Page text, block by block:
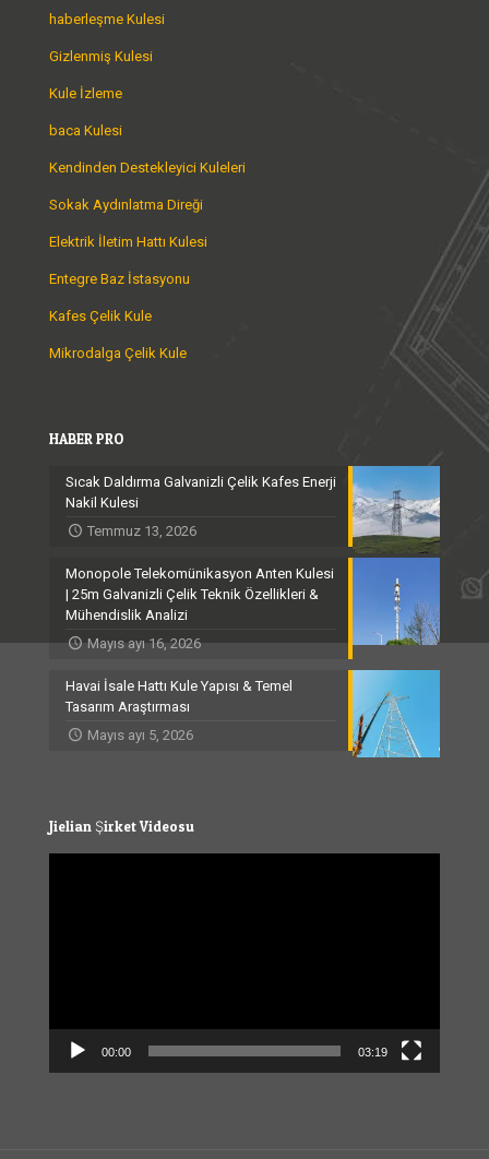
haberleşme Kulesi
Gizlenmiş Kulesi
Kule İzleme
baca Kulesi
Kendinden Destekleyici Kuleleri
Sokak Aydınlatma Direği
Elektrik İletim Hattı Kulesi
Entegre Baz İstasyonu
Kafes Çelik Kule
Mikrodalga Çelik Kule
HABER PRO
Sıcak Daldırma Galvanizli Çelik Kafes Enerji
Nakil Kulesi
Temmuz 13, 2026
Monopole Telekomünikasyon Anten Kulesi
| 25m Galvanizli Çelik Teknik Özellikleri &
Mühendislik Analizi
Mayıs ayı 16, 2026
Havai İsale Hattı Kule Yapısı & Temel
Tasarım Araştırması
Mayıs ayı 5, 2026
Jielian Şirket Videosu
00:00 03:19